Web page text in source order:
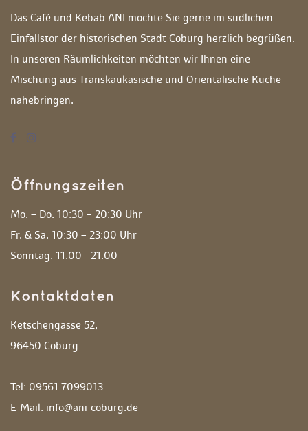
Das Café und Kebab ANI möchte Sie gerne im südlichen
Einfallstor der historischen Stadt Coburg herzlich begrüßen.
In unseren Räumlichkeiten möchten wir Ihnen eine
Mischung aus Transkaukasische und Orientalische Küche
nahebringen.
Öffnungszeiten
Mo. – Do. 10:30 – 20:30 Uhr
Fr. & Sa. 10:30 – 23:00 Uhr
Sonntag: 11:00 - 21:00
Kontaktdaten
Ketschengasse 52,
96450 Coburg
Tel: 09561 7099013
E-Mail: info@ani-coburg.de